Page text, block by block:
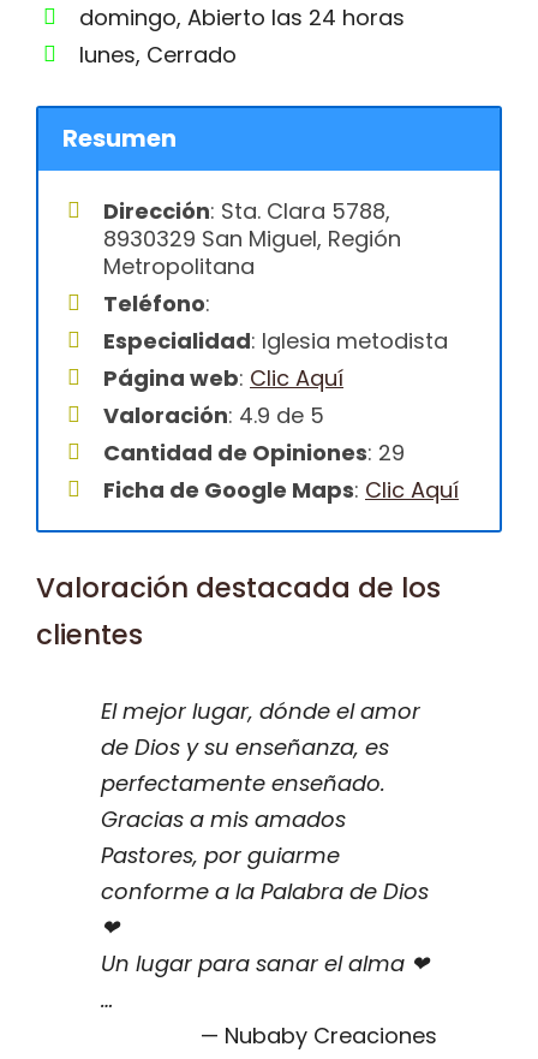
domingo, Abierto las 24 horas
lunes, Cerrado
Resumen
Dirección: Sta. Clara 5788,
8930329 San Miguel, Región
Metropolitana
Teléfono:
Especialidad: Iglesia metodista
Página web: Clic Aquí
Valoración: 4.9 de 5
Cantidad de Opiniones: 29
Ficha de Google Maps: Clic Aquí
Valoración destacada de los
clientes
El mejor lugar, dónde el amor
de Dios y su enseñanza, es
perfectamente enseñado.
Gracias a mis amados
Pastores, por guiarme
conforme a la Palabra de Dios
❤
Un lugar para sanar el alma ❤
…
Nubaby Creaciones